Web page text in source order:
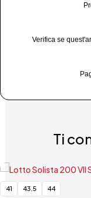
Verifica se
Ti
41 43.5 44